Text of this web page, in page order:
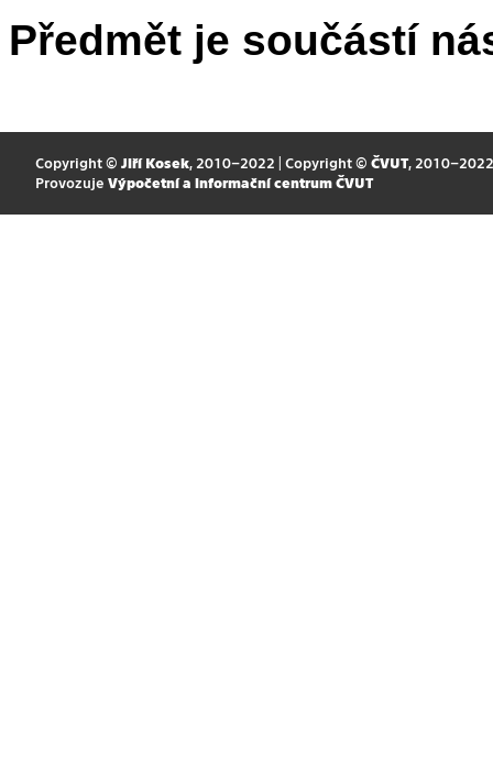
Předmět je součástí
Copyright © Jiří Kosek, 2010–2022 | Copyright © ČVUT, 2010–2022
Provozuje Výpočetní a informační centrum ČVUT